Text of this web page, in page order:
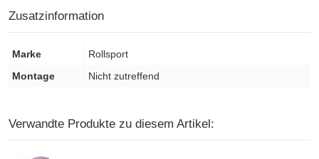
Zusatzinformation
Marke
Rollsport
Montage
Nicht zutreffend
Verwandte Produkte zu diesem Artikel: